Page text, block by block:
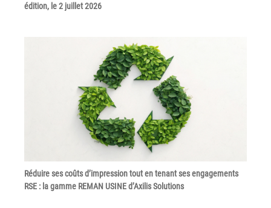
XEROX I Concessionnaire Agrée
Blog
édition, le 2 juillet 2026
Réduire ses coûts d’impression tout en tenant ses engagements
RSE : la gamme REMAN USINE d’Axilis Solutions